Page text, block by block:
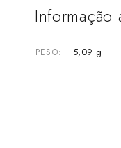
Informação
PESO 5,09 g